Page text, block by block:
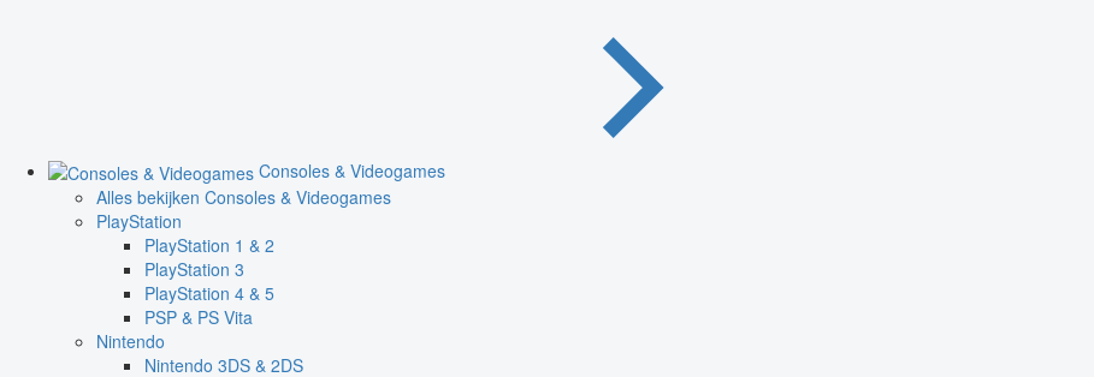
Consoles & Videogames
Alles bekijken Consoles & Videogames
PlayStation
PlayStation 1 & 2
PlayStation 3
PlayStation 4 & 5
PSP & PS Vita
Nintendo
Nintendo 3DS & 2DS